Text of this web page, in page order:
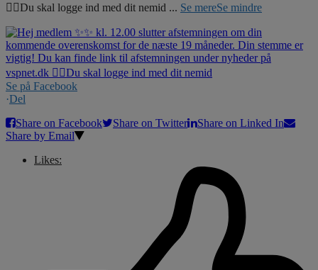
☝🏼Du skal logge ind med dit nemid ... Se mereSe mindre
Se på Facebook
·Del
Share on Facebook
Share on Twitter
Share on Linked In
Share by Email
Likes: